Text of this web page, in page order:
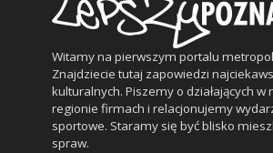
Witamy na pierwszym portalu
Znajdziecie tutaj zapowiedzi
kulturalnych. Piszemy o działających w
regionie firmach i relacjonujemy
sportowe. Staramy się być blisko
spraw.